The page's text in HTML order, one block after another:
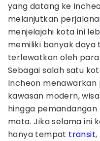
yang datang ke
melanjutkan
menjelajahi kota ini
memiliki banyak daya
terlewatkan oleh
Sebagai salah satu
Incheon
kawasan modern,
hingga
mata. Jika selama ini
hanya tempat transit,